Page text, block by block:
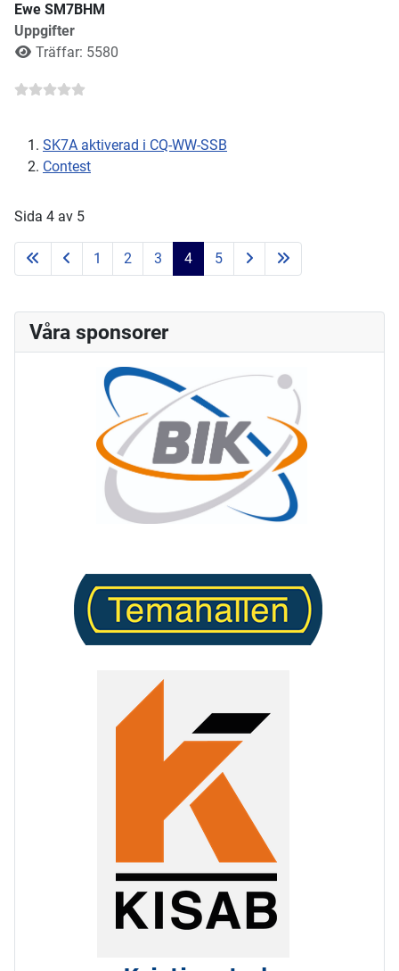
Ewe SM7BHM
Uppgifter
Träffar: 5580
SK7A aktiverad i CQ-WW-SSB
Contest
Sida 4 av 5
1 2 3 4 5
Våra sponsorer